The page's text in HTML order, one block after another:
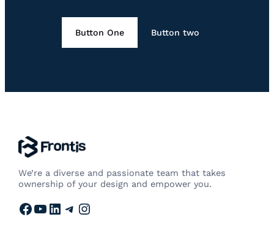
Button One Button two
We’re a diverse and passionate team that takes
ownership of your design and empower you.
Facebook YouTube LinkedIn Telegram Instagram